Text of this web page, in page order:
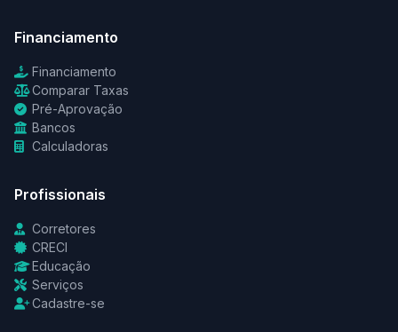
Financiamento
Financiamento
Comparar Taxas
Pré-Aprovação
Bancos
Calculadoras
Profissionais
Corretores
CRECI
Educação
Serviços
Cadastre-se